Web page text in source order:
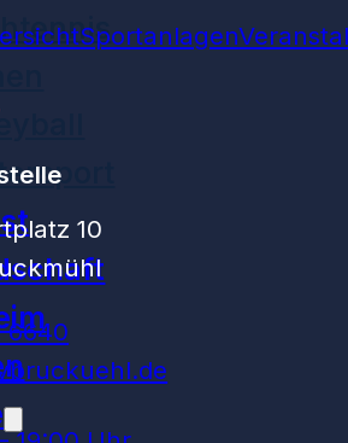
Sportanlagen
10
6640